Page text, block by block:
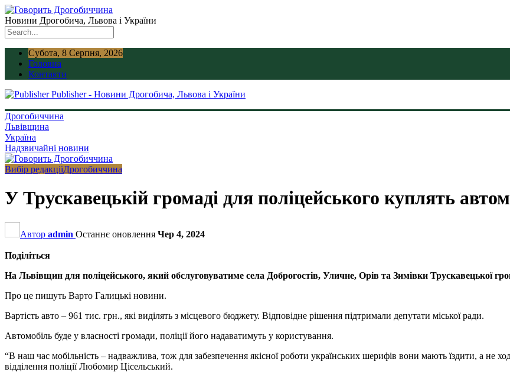
Новини Дрогобича, Львова і України
Субота, 8 Серпня, 2026
Головна
Контакти
Publisher - Новини Дрогобича, Львова і України
Дрогобиччина
Львівщина
Україна
Надзвичайні новини
Вибір редакціїДрогобиччина
У Трускавецькій громаді для поліцейського куплять
Автор admin Останнє оновлення Чер 4, 2024
Поділіться
На Львівщин для поліцейського, який обслуговуватиме села Доброгостів, Уличне, Орів та Зимівки Трускавецької
Про це пишуть Варто Галицькі новини.
Вартість авто – 961 тис. грн., які виділять з місцевого бюджету. Відповідне рішення підтримали депутати міської ради.
Автомобіль буде у власності громади, поліції його надаватимуть у користування.
“В наш час мобільність – надважлива, тож для забезпечення якісної роботи українських шерифів вони мають їздити, а не
відділення поліції Любомир Цісельський.